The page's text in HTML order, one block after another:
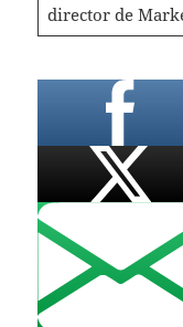
director de